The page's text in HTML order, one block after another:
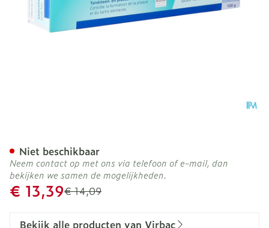
Adviesprijs
€ 14,09
Promotie prijs
€ 13,39
Niet beschikbaar
Neem contact op met ons via telefoon of e-mail, dan
bekijken we samen de mogelijkheden.
Bekijk alle producten van Virbac